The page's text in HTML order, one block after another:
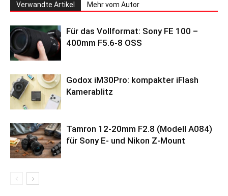
Verwandte Artikel Mehr vom Autor
Für das Vollformat: Sony FE 100 –
400mm F5.6-8 OSS
Godox iM30Pro: kompakter iFlash
Kamerablitz
Tamron 12-20mm F2.8 (Modell A084)
für Sony E- und Nikon Z-Mount